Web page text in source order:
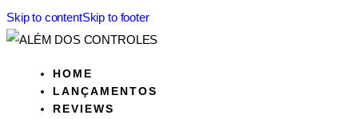
Skip to contentSkip to footer
HOME
LANÇAMENTOS
REVIEWS